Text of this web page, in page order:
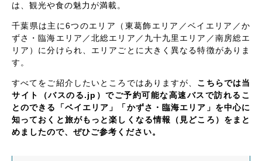
は、観光や食の魅力が満載。
千葉県は主に6つのエリア（東葛飾エリア／ベイエリア／か
ずさ・臨海エリア／北総エリア／九十九里エリア／南房総エ
リア）に分けられ、エリアごとに大きく異なる特徴がありま
す。
すべてをご紹介したいところではありますが、 こちらでは当
サイト（バスのる.jp）でご予約可能な高速バスで訪れるこ
とのできる「ベイエリア」「かずさ・臨海エリア」を中心に
知っておくと旅がもっと楽しくなる情報（見どころ）をまと
めましたので、ぜひご参考ください。